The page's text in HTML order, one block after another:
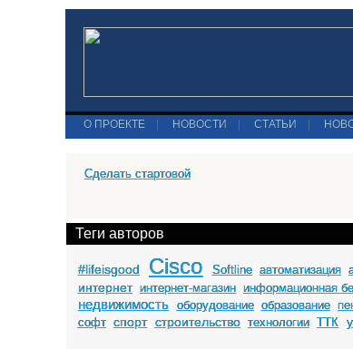
О ПРОЕКТЕ НОВОСТИ СТАТЬИ
Сделать стартовой
Теги авторов
#lifeisgood Cisco Softline автоматизация
интернет интернет-магазин информационная
недвижимость оборудование образование
софт спорт строительство технологии ТТК